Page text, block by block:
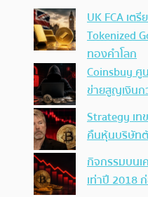
UK FCA เต
Tokenized
ทองคำโลก
Coinsbuy ศู
ข่ายสูญเงินก
Strategy เท
คืนหุ้นบริษัท
กิจกรรมบนเ
เท่าปี